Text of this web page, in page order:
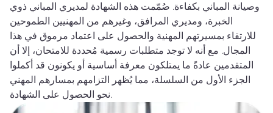
وصيانة المباني بكفاءة. صُمّمت هذه الشهادة لمديري المباني ذوي
الخبرة، ومديري المرافق، وغيرهم من المهنيين الطموحين
للارتقاء بمسيرتهم المهنية والحصول على اعتماد مرموق في هذا
المجال. مع أنه لا توجد متطلبات رسمية مُحددة للامتحان، إلا أن
المتقدمين عادةً ما يمتلكون معرفة أساسية أو يكونون قد أكملوا
الجزء الأول من السلسلة، مما يُظهر التزامهم بمسارهم المهني
نحو الحصول على الشهادة.